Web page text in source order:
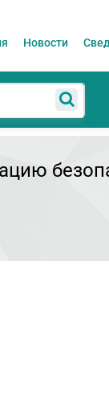
Новости